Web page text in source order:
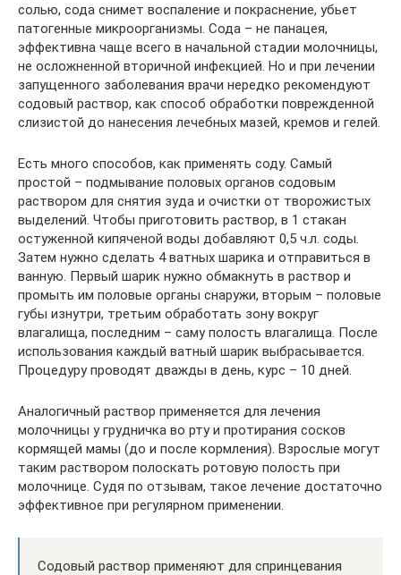
солью, сода снимет воспаление и покраснение, убьет
патогенные микроорганизмы. Сода – не панацея,
эффективна чаще всего в начальной стадии молочницы,
не осложненной вторичной инфекцией. Но и при лечении
запущенного заболевания врачи нередко рекомендуют
содовый раствор, как способ обработки поврежденной
слизистой до нанесения лечебных мазей, кремов и гелей.
Есть много способов, как применять соду. Самый
простой – подмывание половых органов содовым
раствором для снятия зуда и очистки от творожистых
выделений. Чтобы приготовить раствор, в 1 стакан
остуженной кипяченой воды добавляют 0,5 ч.л. соды.
Затем нужно сделать 4 ватных шарика и отправиться в
ванную. Первый шарик нужно обмакнуть в раствор и
промыть им половые органы снаружи, вторым – половые
губы изнутри, третьим обработать зону вокруг
влагалища, последним – саму полость влагалища. После
использования каждый ватный шарик выбрасывается.
Процедуру проводят дважды в день, курс – 10 дней.
Аналогичный раствор применяется для лечения
молочницы у грудничка во рту и протирания сосков
кормящей мамы (до и после кормления). Взрослые могут
таким раствором полоскать ротовую полость при
молочнице. Судя по отзывам, такое лечение достаточно
эффективное при регулярном применении.
Содовый раствор применяют для спринцевания